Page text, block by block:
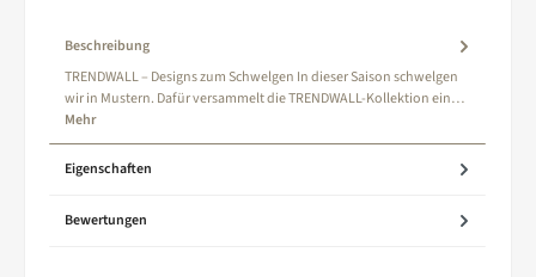
Beschreibung
TRENDWALL – Designs zum Schwelgen In dieser Saison schwelgen
wir in Mustern. Dafür versammelt die TRENDWALL-Kollektion ein…
Mehr
Eigenschaften
Bewertungen